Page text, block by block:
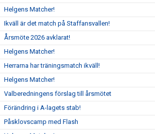
Helgens Matcher!
Ikväll är det match på Staffansvallen!
Årsmöte 2026 avklarat!
Helgens Matcher!
Herrarna har träningsmatch ikväll!
Helgens Matcher!
Valberedningens förslag till årsmötet
Förändring i A-lagets stab!
Påsklovscamp med Flash